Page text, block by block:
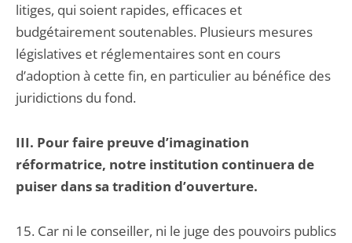
litiges, qui soient rapides, efficaces et
budgétairement soutenables. Plusieurs mesures
législatives et réglementaires sont en cours
d’adoption à cette fin, en particulier au bénéfice des
juridictions du fond.
III. Pour faire preuve d’imagination
réformatrice, notre institution continuera de
puiser dans sa tradition d’ouverture.
15. Car ni le conseiller, ni le juge des pouvoirs publics